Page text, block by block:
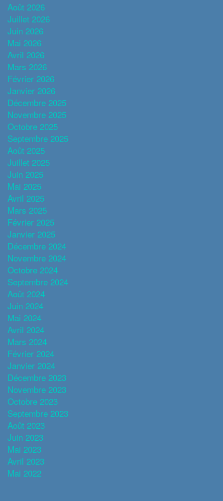
Août 2026
Juillet 2026
Juin 2026
Mai 2026
Avril 2026
Mars 2026
Février 2026
Janvier 2026
Décembre 2025
Novembre 2025
Octobre 2025
Septembre 2025
Août 2025
Juillet 2025
Juin 2025
Mai 2025
Avril 2025
Mars 2025
Février 2025
Janvier 2025
Décembre 2024
Novembre 2024
Octobre 2024
Septembre 2024
Août 2024
Juin 2024
Mai 2024
Avril 2024
Mars 2024
Février 2024
Janvier 2024
Décembre 2023
Novembre 2023
Octobre 2023
Septembre 2023
Août 2023
Juin 2023
Mai 2023
Avril 2023
Mai 2022